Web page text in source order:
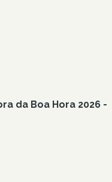
da Boa Hora 2026 -